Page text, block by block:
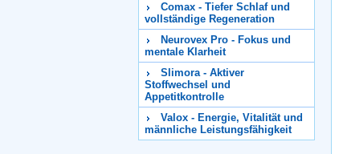
Comax - Tiefer Schlaf und
vollständige Regeneration
Neurovex Pro - Fokus und
mentale Klarheit
Slimora - Aktiver
Stoffwechsel und
Appetitkontrolle
Valox - Energie, Vitalität und
männliche Leistungsfähigkeit